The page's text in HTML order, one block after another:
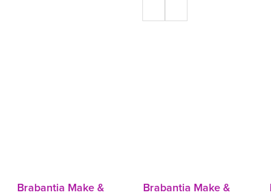
Brabantia Make &
Brabantia Make &